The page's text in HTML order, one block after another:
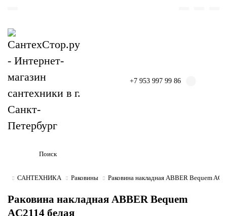
+7 953 997 99 86
САНТЕХНИКА Раковины Раковина накладная ABBER Bequem
Раковина накладная ABBER Bequem
AC2114 белая